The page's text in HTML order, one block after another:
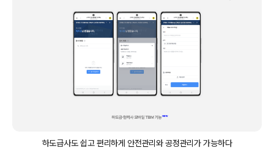
하도급사도 쉽고 편리하게 안전관리와 공정관리가 가능하다